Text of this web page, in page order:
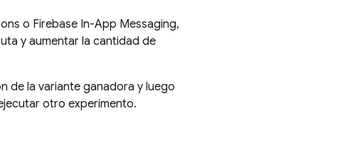
o Firebase In-App Messaging,
y aumentar la cantidad de
de la variante ganadora y luego
otro experimento.